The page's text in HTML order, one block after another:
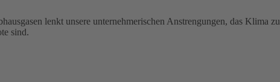
lenkt unsere unternehmerischen Anstrengungen, das Klima zu
sind.